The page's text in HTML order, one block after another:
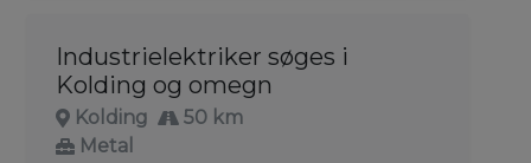
Industrielektriker søges i
Kolding og omegn
Kolding
50 km
Metal